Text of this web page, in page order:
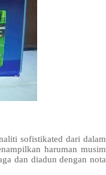
sofistikated dari dalam
haruman musim
dan diadun dengan nota